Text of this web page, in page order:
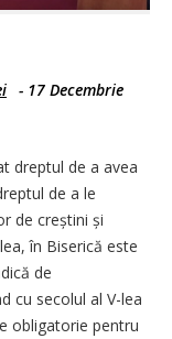
- 17 Decembrie
dreptul de a avea
de a le
de creștini și
în Biserică este
de
cu secolul al V-lea
obligatorie pentru